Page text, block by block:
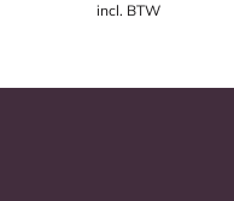
incl. BTW